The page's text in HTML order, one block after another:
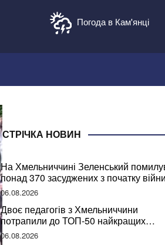
Погода в Кам'янці
СТРІЧКА НОВИН
На Хмельниччині Зеленський
понад 370 засуджених з початку війни
06.08.2026
Двоє педагогів з Хмельниччини
потрапили до ТОП-50 найкращих
учителів України
06.08.2026